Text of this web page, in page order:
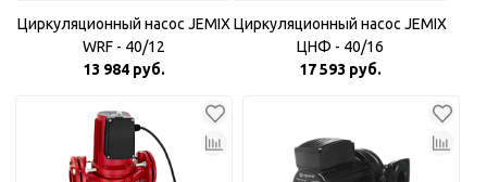
Циркуляционный насос JEMIX
WRF - 40/12
13 984 руб.
Циркуляционный насос JEMIX
ЦНФ - 40/16
17 593 руб.